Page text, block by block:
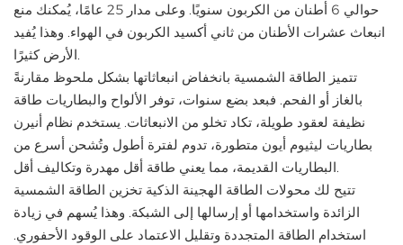
حوالي 6 أطنان من الكربون سنويًا. وعلى مدار 25 عامًا، يُمكنك منع
انبعاث عشرات الأطنان من ثاني أكسيد الكربون في الهواء. وهذا يُفيد
الأرض كثيرًا.
تتميز الطاقة الشمسية بانخفاض انبعاثاتها بشكل ملحوظ مقارنةً
بالغاز أو الفحم. فبعد بضع سنوات، توفر الألواح والبطاريات طاقة
نظيفة لعقود طويلة، تكاد تخلو من الانبعاثات. يستخدم نظام أنيرن
بطاريات ليثيوم أيون متطورة، تدوم لفترة أطول وتُشحن أسرع من
البطاريات القديمة، مما يعني طاقة أقل مهدرة وتكاليف أقل.
تتيح لك محولات الطاقة الهجينة الذكية تخزين الطاقة الشمسية
الزائدة واستخدامها أو إرسالها إلى الشبكة. وهذا يُسهم في زيادة
استخدام الطاقة المتجددة وتقليل الاعتماد على الوقود الأحفوري.